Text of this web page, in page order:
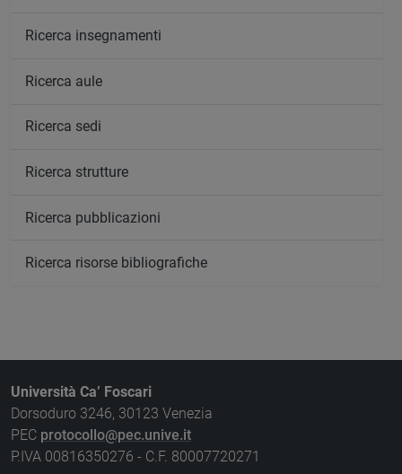
Ricerca insegnamenti
Ricerca aule
Ricerca sedi
Ricerca strutture
Ricerca pubblicazioni
Ricerca risorse bibliografiche
Università Ca’ Foscari
Dorsoduro 3246, 30123 Venezia
PEC protocollo@pec.unive.it
P.IVA 00816350276 - C.F. 80007720271